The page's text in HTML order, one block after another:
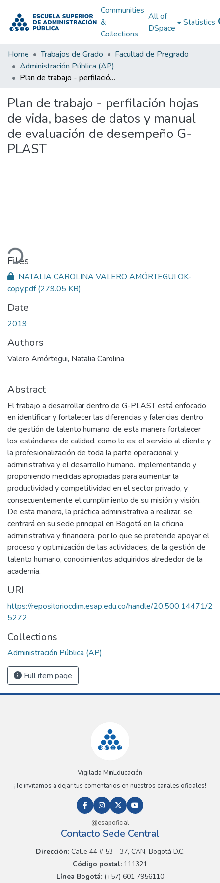
Communities
&
Collections
All of
DSpace
Statistics
Home Trabajos de Grado
Facultad de Pregrado
Administración Pública (AP)
Plan de trabajo - perfilación hojas de vida, bases de datos y manual de evaluación de desempeño G-PLAST
Plan de trabajo - perfilación hojas
de vida, bases de datos y manual
de evaluación de desempeño G-
PLAST
Files
NATALIA CAROLINA VALERO AMÓRTEGUI OK-
copy.pdf(279.05 KB)
Date
2019
Authors
Valero Amórtegui, Natalia Carolina
Abstract
El trabajo a desarrollar dentro de G-PLAST está enfocado
en identificar y fortalecer las diferencias y falencias dentro
de gestión de talento humano, de esta manera fortalecer
los estándares de calidad, como lo es: el servicio al cliente y
la profesionalización de toda la parte operacional y
administrativa y el desarrollo humano. Implementando y
proponiendo medidas apropiadas para aumentar la
productividad y competitividad en el sector privado, y
consecuentemente el cumplimiento de su misión y visión.
De esta manera, la práctica administrativa a realizar, se
centrará en su sede principal en Bogotá en la oficina
administrativa y financiera, por lo que se pretende apoyar el
proceso y optimización de las actividades, de la gestión de
talento humano, conocimientos adquiridos alrededor de la
academia.
URI
https://repositoriocdim.esap.edu.co/handle/20.500.14471/2
5272
Collections
Administración Pública (AP)
Full item page
Vigilada MinEducación
¡Te invitamos a dejar tus comentarios en nuestros canales oficiales!
@esapoficial
Contacto Sede Central
Dirección:Calle 44 # 53 - 37, CAN, Bogotá D.C.
Código postal: 111321
Línea Bogotá:(+57) 601 7956110